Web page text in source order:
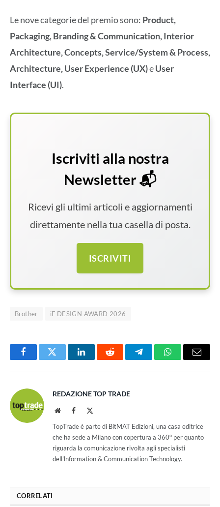
Le nove categorie del premio sono: Product,
Packaging, Branding & Communication, Interior
Architecture, Concepts, Service/System & Process,
Architecture, User Experience (UX)eUser
Interface (UI).
Iscriviti alla nostra
Newsletter 📬
Ricevi gli ultimi articoli e aggiornamenti
direttamente nella tua casella di posta.
ISCRIVITI
Brother iF DESIGN AWARD 2026
FacebookTwitter LinkedInReddit TelegramWhatsAppEmail
REDAZIONE TOP TRADE
WebsiteFacebook
TopTrade è parte di BitMAT Edizioni, una casa editrice
che ha sede a Milano con copertura a 360° per quanto
riguarda la comunicazione rivolta agli specialisti
dell'lnformation & Communication Technology.
CORRELATI